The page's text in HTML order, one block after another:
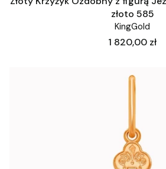
złoto 585
KingGold
Cena
1 820,00 zł